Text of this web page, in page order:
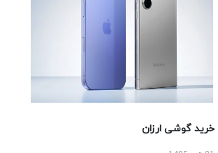
خرید گوشی ارزان